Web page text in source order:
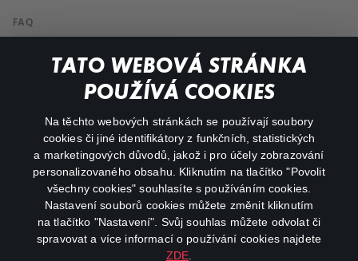
TATO WEBOVÁ STRÁNKA
POUŽÍVÁ COOKIES
Na těchto webových stránkách se používají soubory
cookies či jiné identifikátory z funkčních, statistických
a marketingových důvodů, jakož i pro účely zobrazování
personalizovaného obsahu. Kliknutím na tlačítko "Povolit
všechny cookies" souhlasíte s používáním cookies.
Nastavení souborů cookies můžete změnit kliknutím
na tlačítko "Nastavení". Svůj souhlas můžete odvolat či
spravovat a více informací o používání cookies najdete
ZDE
FAQ
My profile
facebookinstagram
youtube